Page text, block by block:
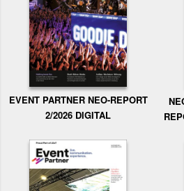
EVENT PARTNER NEO-REPORT
2/2026 DIGITAL